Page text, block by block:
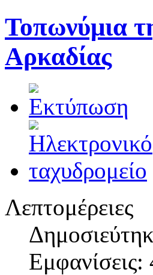
Τοπωνύμια
Αρκαδίας
Λεπτομέρειες
Εμφανίσεις: